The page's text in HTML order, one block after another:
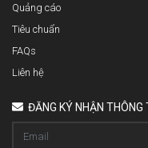
Quảng cáo
Tiêu chuẩn
FAQs
Liên hệ
ĐĂNG KÝ NHẬN THÔNG